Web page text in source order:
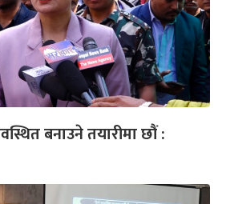
बनाउने तयारीमा छौं :